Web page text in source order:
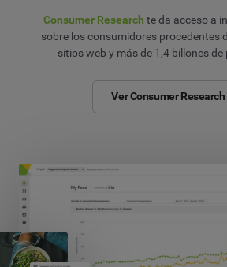
Consumer Research te da acceso a
sobre los consumidores procedentes
sitios web y más de 1,4 billones de
Ver Consumer Research